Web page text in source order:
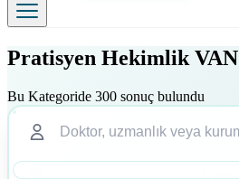
Pratisyen Hekimlik VAN
Bu Kategoride 300 sonuç bulundu